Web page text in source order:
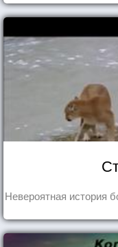
Невероятная история